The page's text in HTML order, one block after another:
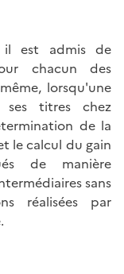
il est admis de
chacun des
lorsqu'une
ses titres chez
de la
le calcul du gain
de manière
sans
réalisées par